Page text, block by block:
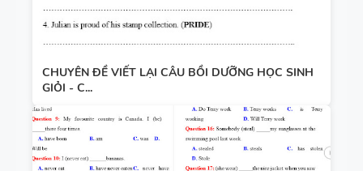
CHUYÊN ĐỀ VIẾT LẠI CÂU BỒI DƯỠNG HỌC SINH
GIỎI - C...